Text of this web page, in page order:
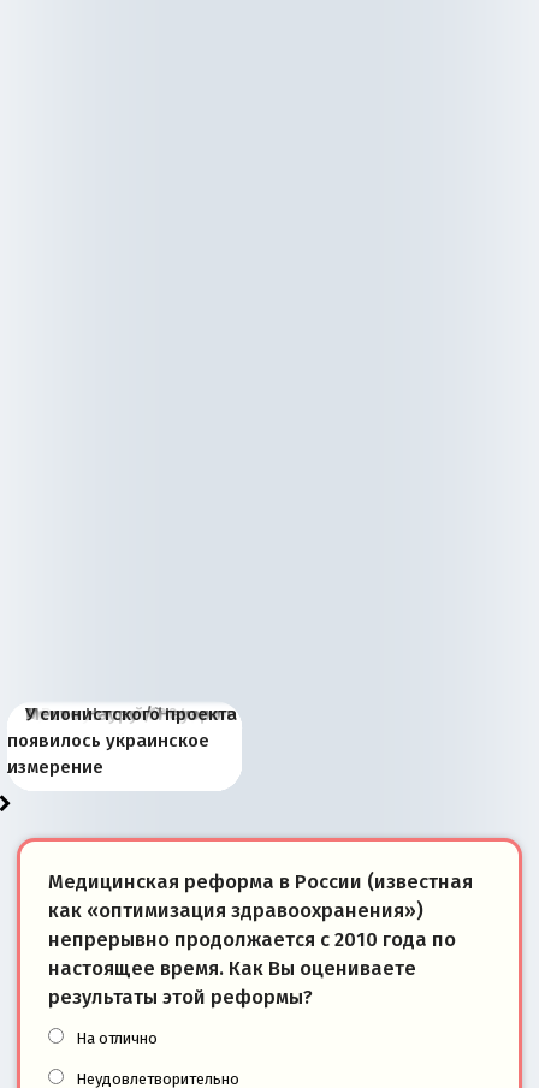
Киевская марионетка
Запада рассказала о
«переобувании» хозяев
В России назрели
перемены: 15 шагов к
суверенной экономике
Миграционный пожар
Европы
Россия начинает
сбрасывать балласт
Анкориджа
Россия зимой 1904
года: первые уступки во
внутренней политике
Русская нация вчера и
сегодня
Почему правый крах в
Варшаве не поможет её
отношениям с Россией?
Место Науру / Науэро в
современной истории
Южной Осетии
У сионистского проекта
появилось украинское
измерение
Медицинская реформа в России (известная
как «оптимизация здравоохранения»)
непрерывно продолжается с 2010 года по
настоящее время. Как Вы оцениваете
результаты этой реформы?
На отлично
Неудовлетворительно